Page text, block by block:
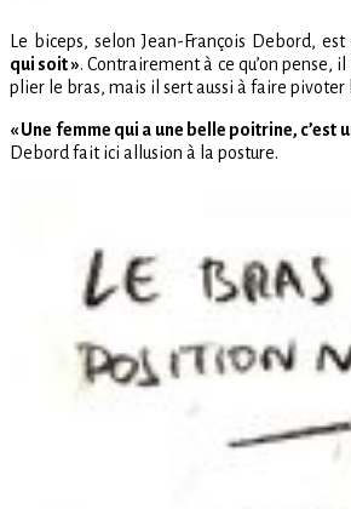
Le biceps, selon Jean-François Debord, est
qui soit ». Contrairement à ce qu’on pense,
plier le bras, mais il sert aussi à faire pivoter
« Une femme qui a une belle poitrine, c’est
Debord fait ici allusion à la posture.